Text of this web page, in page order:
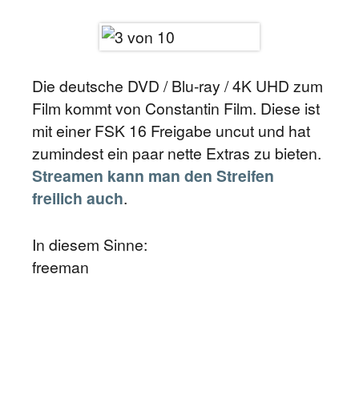
Die deutsche DVD / Blu-ray / 4K UHD zum
Film kommt von Constantin Film. Diese ist
mit einer FSK 16 Freigabe uncut und hat
zumindest ein paar nette Extras zu bieten.
Streamen kann man den Streifen
freilich auch.
In diesem Sinne:
freeman